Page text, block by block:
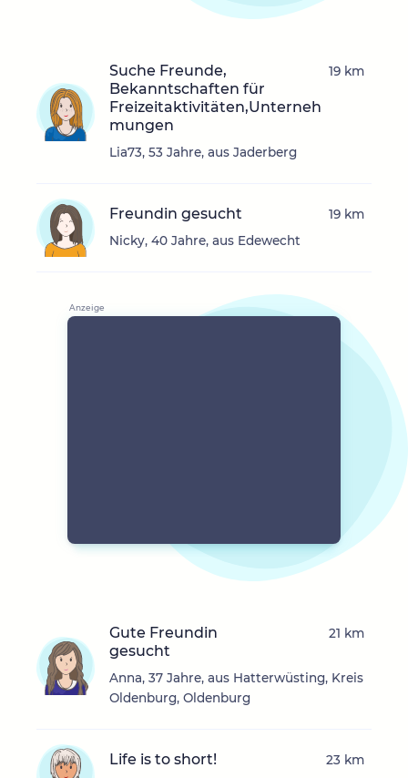
Suche Freunde,
Bekanntschaften für
Freizeitaktivitäten,Unterneh
mungen
Lia73, 53 Jahre, aus Jaderberg
19 km
Freundin gesucht
Nicky, 40 Jahre, aus Edewecht
19 km
Gute Freundin
gesucht
Anna, 37 Jahre, aus Hatterwüsting, Kreis
Oldenburg, Oldenburg
21 km
Life is to short! 23 km